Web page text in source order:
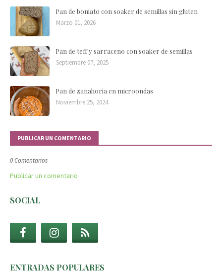
Pan de boniato con soaker de semillas sin gluten
Marzo 01, 2026
Pan de teff y sarraceno con soaker de semillas
Septiembre 07, 2025
Pan de zanahoria en microondas
Noviembre 25, 2024
PUBLICAR UN COMENTARIO
0 Comentarios
Publicar un comentario
SOCIAL
ENTRADAS POPULARES